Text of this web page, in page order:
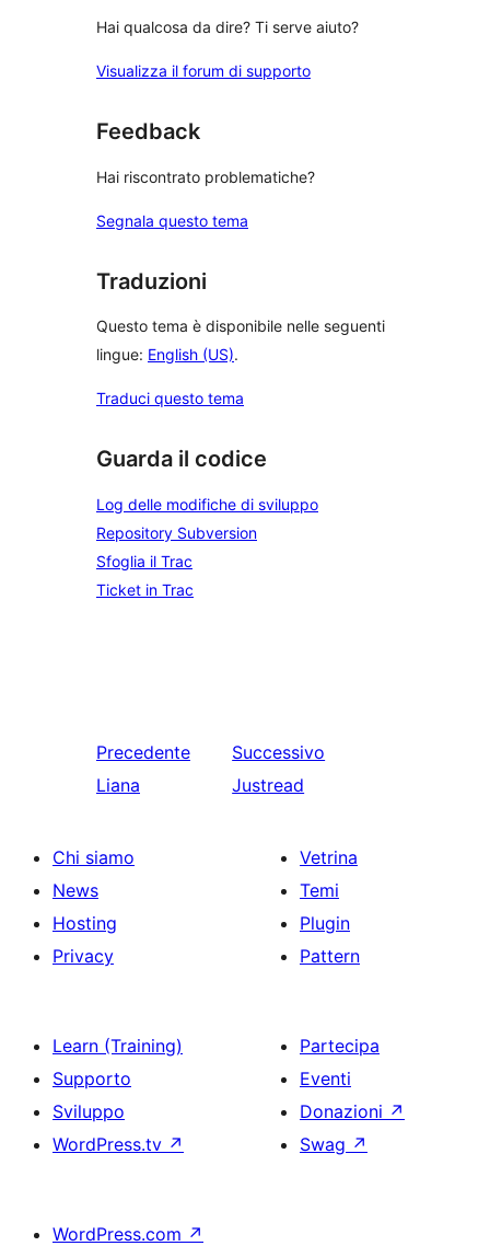
Hai qualcosa da dire? Ti serve aiuto?
Visualizza il forum di supporto
Feedback
Hai riscontrato problematiche?
Segnala questo tema
Traduzioni
Questo tema è disponibile nelle seguenti
lingue: English (US).
Traduci questo tema
Guarda il codice
Log delle modifiche di sviluppo
Repository Subversion
Sfoglia il Trac
Ticket in Trac
Precedente
Liana
Successivo
Justread
Chi siamo
News
Hosting
Privacy
Vetrina
Temi
Plugin
Pattern
Learn (Training)
Supporto
Sviluppo
WordPress.tv ↗
Partecipa
Eventi
Donazioni ↗
Swag ↗
WordPress.com ↗